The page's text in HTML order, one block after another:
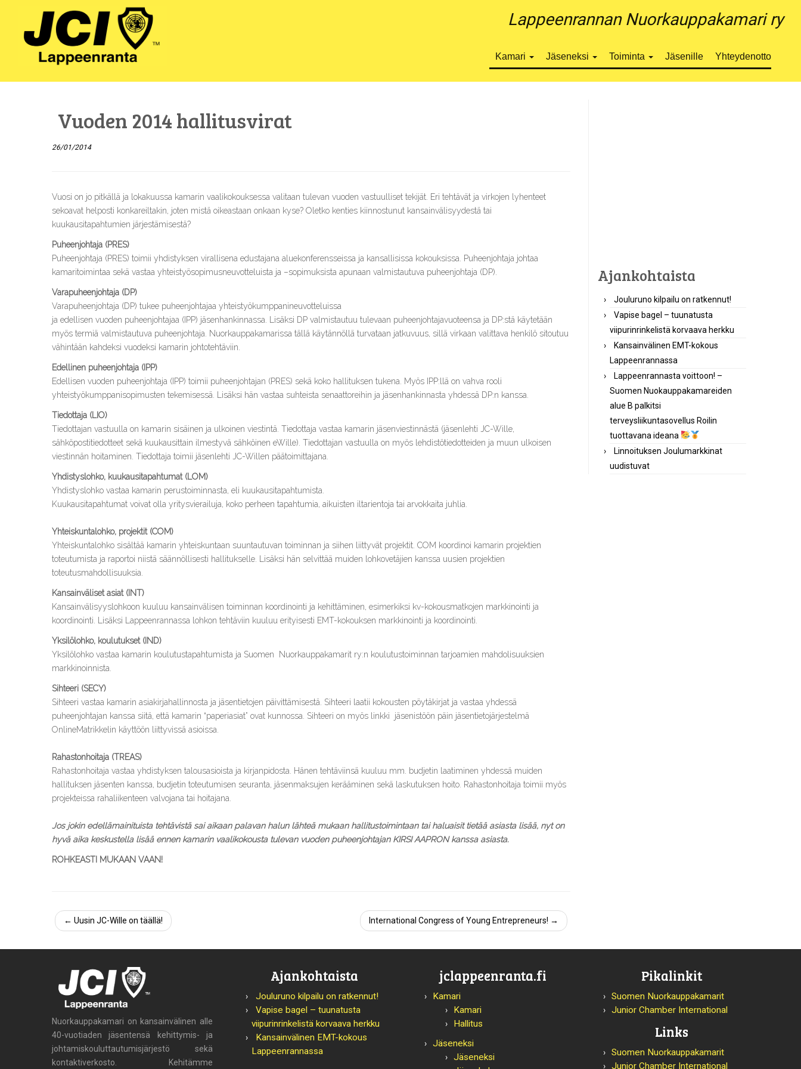
content
Lappeenrannan Nuorkauppakamari ry
Kamari Jäseneksi Toiminta Jäsenille Yhteydenotto
Vuoden 2014 hallitusvirat
26/01/2014
Vuosi on jo pitkällä ja lokakuussa kamarin vaalikokouksessa valitaan tulevan vuoden vastuulliset tekijät. Eri tehtävät ja virkojen lyhenteet
sekoavat helposti konkareiltakin, joten mistä oikeastaan onkaan kyse? Oletko kenties kiinnostunut kansainvälisyydestä tai
kuukausitapahtumien järjestämisestä?
Puheenjohtaja (PRES)
Puheenjohtaja (PRES) toimii yhdistyksen virallisena edustajana aluekonferensseissa ja kansallisissa kokouksissa. Puheenjohtaja johtaa
kamaritoimintaa sekä vastaa yhteistyösopimusneuvotteluista ja –sopimuksista apunaan valmistautuva puheenjohtaja (DP).
Varapuheenjohtaja (DP)
Varapuheenjohtaja (DP) tukee puheenjohtajaa yhteistyökumppanineuvotteluissa
ja edellisen vuoden puheenjohtajaa (IPP) jäsenhankinnassa. Lisäksi DP valmistautuu tulevaan puheenjohtajavuoteensa ja DP:stä käytetään
myös termiä valmistautuva puheenjohtaja. Nuorkauppakamarissa tällä käytännöllä turvataan jatkuvuus, sillä virkaan valittava henkilö sitoutuu
vähintään kahdeksi vuodeksi kamarin johtotehtäviin.
Edellinen puheenjohtaja (IPP)
Edellisen vuoden puheenjohtaja (IPP) toimii puheenjohtajan (PRES) sekä koko hallituksen tukena. Myös IPP:llä on vahva rooli
yhteistyökumppanisopimusten tekemisessä. Lisäksi hän vastaa suhteista senaattoreihin ja jäsenhankinnasta yhdessä DP:n kanssa.
Tiedottaja (LIO)
Tiedottajan vastuulla on kamarin sisäinen ja ulkoinen viestintä. Tiedottaja vastaa kamarin jäsenviestinnästä (jäsenlehti JC-Wille,
sähköpostitiedotteet sekä kuukausittain ilmestyvä sähköinen eWille). Tiedottajan vastuulla on myös lehdistötiedotteiden ja muun ulkoisen
viestinnän hoitaminen. Tiedottaja toimii jäsenlehti JC-Willen päätoimittajana.
Yhdistyslohko, kuukausitapahtumat (LOM)
Yhdistyslohko vastaa kamarin perustoiminnasta, eli kuukausitapahtumista.
Kuukausitapahtumat voivat olla yritysvierailuja, koko perheen tapahtumia, aikuisten iltarientoja tai arvokkaita juhlia.
Yhteiskuntalohko, projektit (COM)
Yhteiskuntalohko sisältää kamarin yhteiskuntaan suuntautuvan toiminnan ja siihen liittyvät projektit. COM koordinoi kamarin projektien
toteutumista ja raportoi niistä säännöllisesti hallitukselle. Lisäksi hän selvittää muiden lohkovetäjien kanssa uusien projektien
toteutusmahdollisuuksia.
Kansainväliset asiat (INT)
Kansainvälisyyslohkoon kuuluu kansainvälisen toiminnan koordinointi ja kehittäminen, esimerkiksi kv-kokousmatkojen markkinointi ja
koordinointi. Lisäksi Lappeenrannassa lohkon tehtäviin kuuluu erityisesti EMT-kokouksen markkinointi ja koordinointi.
Yksilölohko, koulutukset (IND)
Yksilölohko vastaa kamarin koulutustapahtumista ja Suomen Nuorkauppakamarit ry:n koulutustoiminnan tarjoamien mahdolisuuksien
markkinoinnista.
Sihteeri (SECY)
Sihteeri vastaa kamarin asiakirjahallinnosta ja jäsentietojen päivittämisestä. Sihteeri laatii kokousten pöytäkirjat ja vastaa yhdessä
puheenjohtajan kanssa siitä, että kamarin “paperiasiat” ovat kunnossa. Sihteeri on myös linkki jäsenistöön päin jäsentietojärjestelmä
OnlineMatrikkelin käyttöön liittyvissä asioissa.
Rahastonhoitaja (TREAS)
Rahastonhoitaja vastaa yhdistyksen talousasioista ja kirjanpidosta. Hänen tehtäviinsä kuuluu mm. budjetin laatiminen yhdessä muiden
hallituksen jäsenten kanssa, budjetin toteutumisen seuranta, jäsenmaksujen kerääminen sekä laskutuksen hoito. Rahastonhoitaja toimii myös
projekteissa rahaliikenteen valvojana tai hoitajana.
Jos jokin edellämainituista tehtävistä sai aikaan palavan halun lähteä mukaan hallitustoimintaan tai haluaisit tietää asiasta lisää, nyt on
hyvä aika keskustella lisää ennen kamarin vaalikokousta tulevan vuoden puheenjohtajan KIRSI AAPRON kanssa asiasta.
ROHKEASTI MUKAAN VAAN!
← Uusin JC-Wille on täällä! International Congress of Young Entrepreneurs! →
Ajankohtaista
Jouluruno kilpailu on ratkennut!
Vapise bagel – tuunatusta
viipurinrinkelistä korvaava herkku
Kansainvälinen EMT-kokous
Lappeenrannassa
Lappeenrannasta voittoon! –
Suomen Nuokauppakamareiden
alue B palkitsi
terveysliikuntasovellus Roilin
tuottavana ideana
Linnoituksen Joulumarkkinat
uudistuvat
Nuorkauppakamari on kansainvälinen alle
40-vuotiaden jäsentensä kehittymis- ja
johtamiskouluttautumisjärjestö sekä
kontaktiverkosto. Kehitämme
Ajankohtaista
Jouluruno kilpailu on ratkennut!
Vapise bagel – tuunatusta
viipurinrinkelistä korvaava herkku
Kansainvälinen EMT-kokous
Lappeenrannassa
jclappeenranta.fi
Kamari
Kamari
Hallitus
Jäseneksi
Jäseneksi
Pikalinkit
Suomen Nuorkauppakamarit
Junior Chamber International
Links
Suomen Nuorkauppakamarit
Junior Chamber International